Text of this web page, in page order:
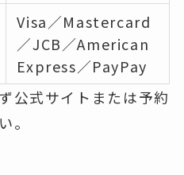
Visa／Mastercard
／JCB／American
Express／PayPay
公式サイトまたは予約
。